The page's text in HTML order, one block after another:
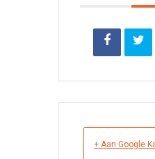
+ Aan Google